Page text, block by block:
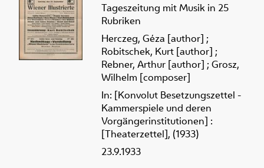
Tageszeitung mit Musik in 25
Rubriken
Herczeg, Géza [author] ;
Robitschek, Kurt [author] ;
Rebner, Arthur [author] ; Grosz,
Wilhelm [composer]
In: [Konvolut Besetzungszettel -
Kammerspiele und deren
Vorgängerinstitutionen] :
[Theaterzettel], (1933)
23.9.1933